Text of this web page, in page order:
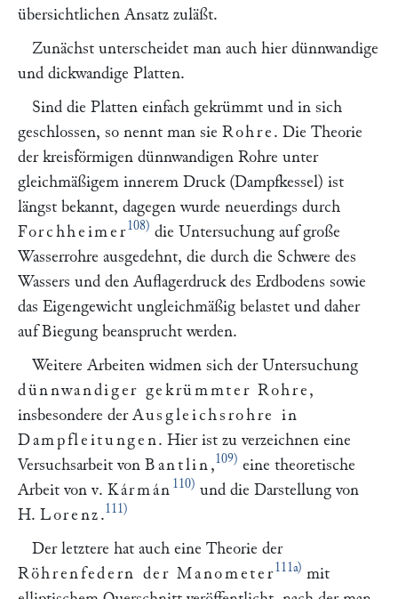
übersichtlichen Ansatz zuläßt.
Zunächst unterscheidet man auch hier dünnwandige
und dickwandige Platten.
Sind die Platten einfach gekrümmt und in sich
geschlossen, so nennt man sie Rohre . Die Theorie
der kreisförmigen dünnwandigen Rohre unter
gleichmäßigem innerem Druck (Dampfkessel) ist
längst bekannt, dagegen wurde neuerdings durch
Forchheimer108) die Untersuchung auf große
Wasserrohre ausgedehnt, die durch die Schwere des
Wassers und den Auflagerdruck des Erdbodens sowie
das Eigengewicht ungleichmäßig belastet und daher
auf Biegung beansprucht werden.
Weitere Arbeiten widmen sich der Untersuchung
dünnwandiger gekrümmter Rohre ,
insbesondere der Ausgleichsrohre in
Dampfleitungen . Hier ist zu verzeichnen eine
Versuchsarbeit von Bantlin ,109) eine theoretische
Arbeit von v. Kármán 110) und die Darstellung von
H. Lorenz .111)
Der letztere hat auch eine Theorie der
Röhrenfedern der Manometer111a) mit